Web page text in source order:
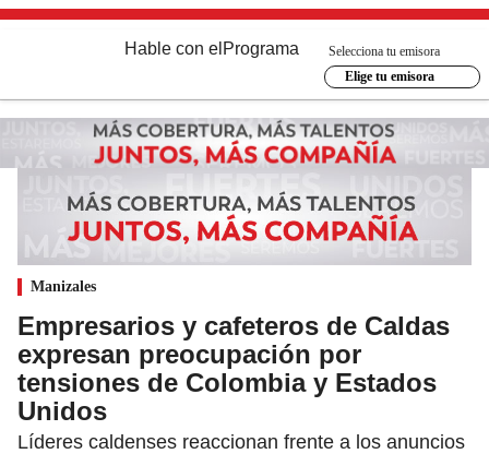
Hable con el Programa
Selecciona tu emisora
Elige tu emisora
Manizales
Empresarios y cafeteros de Caldas
expresan preocupación por
tensiones de Colombia y Estados
Unidos
Líderes caldenses reaccionan frente a los anuncios